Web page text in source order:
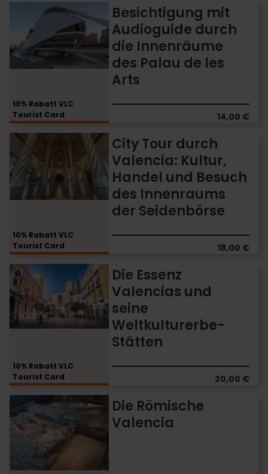
10% Rabatt VLC
Tourist Card
Besichtigung mit
Audioguide durch
die Innenräume
des Palau de les
Arts
14,00 €
Besichtigung
Audioguide
durch
die
Innenräume
de
les
Arts
10% Rabatt VLC
Tourist Card
City Tour durch
Valencia: Kultur,
Handel und Besuch
des Innenraums
der Seidenbörse
18,00 €
City
durch
Valencia:
Kultur,
Handel
des
Innenraums
der
Seidenbörse
10% Rabatt VLC
Tourist Card
Die Essenz
Valencias und
seine
Weltkulturerbe-
Stätten
20,00 €
Die
Essenz
Valencias
und
seine
Die Römische
Valencia
Römische
Valencia